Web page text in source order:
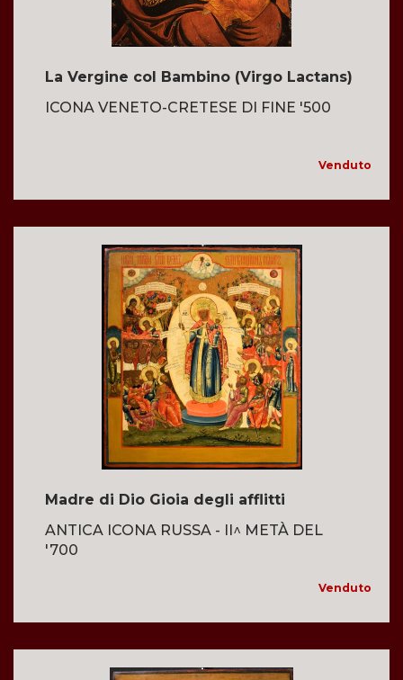
La Vergine col Bambino (Virgo Lactans)
ICONA VENETO-CRETESE DI FINE '500
Venduto
Madre di Dio Gioia degli afflitti
ANTICA ICONA RUSSA - II^ METÀ DEL
'700
Venduto